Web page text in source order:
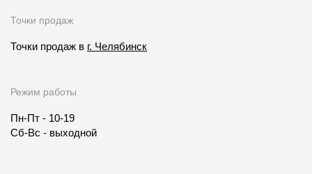
Точки продаж
Точки продаж в г. Челябинск
Режим работы
Пн-Пт - 10-19
Сб-Вс - выходной